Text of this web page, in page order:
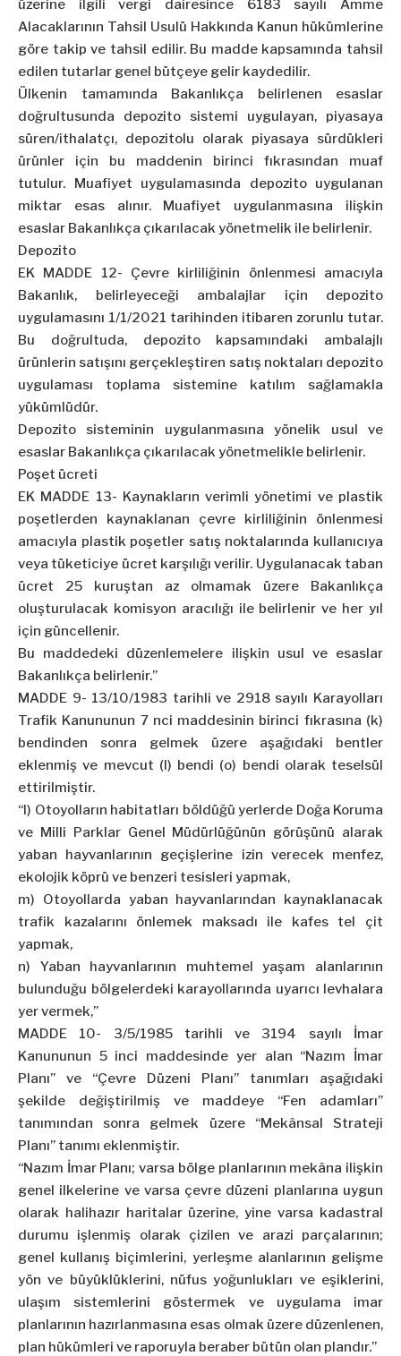
üzerine ilgili vergi dairesince 6183 sayılı Amme
Alacaklarının Tahsil Usulü Hakkında Kanun hükümlerine
göre takip ve tahsil edilir. Bu madde kapsamında tahsil
edilen tutarlar genel bütçeye gelir kaydedilir.
Ülkenin tamamında Bakanlıkça belirlenen esaslar
doğrultusunda depozito sistemi uygulayan, piyasaya
süren/ithalatçı, depozitolu olarak piyasaya sürdükleri
ürünler için bu maddenin birinci fıkrasından muaf
tutulur. Muafiyet uygulamasında depozito uygulanan
miktar esas alınır. Muafiyet uygulanmasına ilişkin
esaslar Bakanlıkça çıkarılacak yönetmelik ile belirlenir.
Depozito
EK MADDE 12- Çevre kirliliğinin önlenmesi amacıyla
Bakanlık, belirleyeceği ambalajlar için depozito
uygulamasını 1/1/2021 tarihinden itibaren zorunlu tutar.
Bu doğrultuda, depozito kapsamındaki ambalajlı
ürünlerin satışını gerçekleştiren satış noktaları depozito
uygulaması toplama sistemine katılım sağlamakla
yükümlüdür.
Depozito sisteminin uygulanmasına yönelik usul ve
esaslar Bakanlıkça çıkarılacak yönetmelikle belirlenir.
Poşet ücreti
EK MADDE 13- Kaynakların verimli yönetimi ve plastik
poşetlerden kaynaklanan çevre kirliliğinin önlenmesi
amacıyla plastik poşetler satış noktalarında kullanıcıya
veya tüketiciye ücret karşılığı verilir. Uygulanacak taban
ücret 25 kuruştan az olmamak üzere Bakanlıkça
oluşturulacak komisyon aracılığı ile belirlenir ve her yıl
için güncellenir.
Bu maddedeki düzenlemelere ilişkin usul ve esaslar
Bakanlıkça belirlenir.”
MADDE 9- 13/10/1983 tarihli ve 2918 sayılı Karayolları
Trafik Kanununun 7 nci maddesinin birinci fıkrasına (k)
bendinden sonra gelmek üzere aşağıdaki bentler
eklenmiş ve mevcut (l) bendi (o) bendi olarak teselsül
ettirilmiştir.
“l) Otoyolların habitatları böldüğü yerlerde Doğa Koruma
ve Milli Parklar Genel Müdürlüğünün görüşünü alarak
yaban hayvanlarının geçişlerine izin verecek menfez,
ekolojik köprü ve benzeri tesisleri yapmak,
m) Otoyollarda yaban hayvanlarından kaynaklanacak
trafik kazalarını önlemek maksadı ile kafes tel çit
yapmak,
n) Yaban hayvanlarının muhtemel yaşam alanlarının
bulunduğu bölgelerdeki karayollarında uyarıcı levhalara
yer vermek,”
MADDE 10- 3/5/1985 tarihli ve 3194 sayılı İmar
Kanununun 5 inci maddesinde yer alan “Nazım İmar
Planı” ve “Çevre Düzeni Planı” tanımları aşağıdaki
şekilde değiştirilmiş ve maddeye “Fen adamları”
tanımından sonra gelmek üzere “Mekânsal Strateji
Planı” tanımı eklenmiştir.
“Nazım İmar Planı; varsa bölge planlarının mekâna ilişkin
genel ilkelerine ve varsa çevre düzeni planlarına uygun
olarak halihazır haritalar üzerine, yine varsa kadastral
durumu işlenmiş olarak çizilen ve arazi parçalarının;
genel kullanış biçimlerini, yerleşme alanlarının gelişme
yön ve büyüklüklerini, nüfus yoğunlukları ve eşiklerini,
ulaşım sistemlerini göstermek ve uygulama imar
planlarının hazırlanmasına esas olmak üzere düzenlenen,
plan hükümleri ve raporuyla beraber bütün olan plandır.”